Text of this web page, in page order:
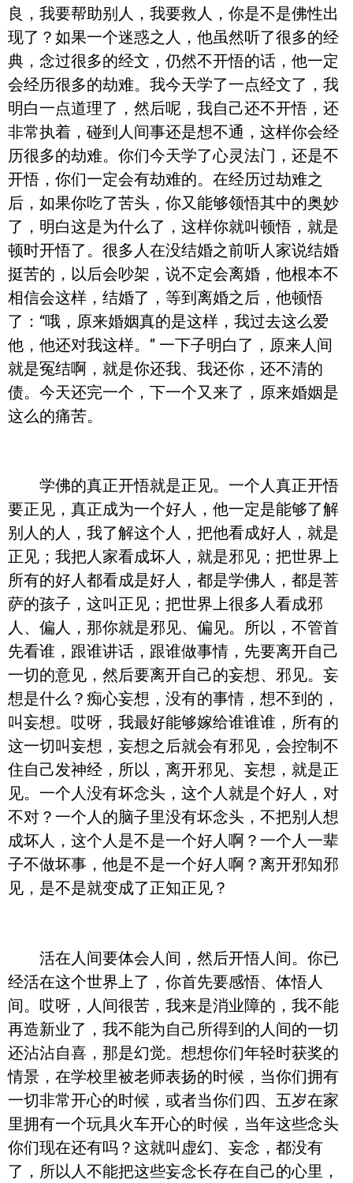
良，我要帮助别人，我要救人，你是不是佛性出
现了？如果一个迷惑之人，他虽然听了很多的经
典，念过很多的经文，仍然不开悟的话，他一定
会经历很多的劫难。我今天学了一点经文了，我
明白一点道理了，然后呢，我自己还不开悟，还
非常执着，碰到人间事还是想不通，这样你会经
历很多的劫难。你们今天学了心灵法门，还是不
开悟，你们一定会有劫难的。在经历过劫难之
后，如果你吃了苦头，你又能够领悟其中的奥妙
了，明白这是为什么了，这样你就叫顿悟，就是
顿时开悟了。很多人在没结婚之前听人家说结婚
挺苦的，以后会吵架，说不定会离婚，他根本不
相信会这样，结婚了，等到离婚之后，他顿悟
了：“哦，原来婚姻真的是这样，我过去这么爱
他，他还对我这样。” 一下子明白了，原来人间
就是冤结啊，就是你还我、我还你，还不清的
债。今天还完一个，下一个又来了，原来婚姻是
这么的痛苦。
学佛的真正开悟就是正见。一个人真正开悟
要正见，真正成为一个好人，他一定是能够了解
别人的人，我了解这个人，把他看成好人，就是
正见；我把人家看成坏人，就是邪见；把世界上
所有的好人都看成是好人，都是学佛人，都是菩
萨的孩子，这叫正见；把世界上很多人看成邪
人、偏人，那你就是邪见、偏见。所以，不管首
先看谁，跟谁讲话，跟谁做事情，先要离开自己
一切的意见，然后要离开自己的妄想、邪见。妄
想是什么？痴心妄想，没有的事情，想不到的，
叫妄想。哎呀，我最好能够嫁给谁谁谁，所有的
这一切叫妄想，妄想之后就会有邪见，会控制不
住自己发神经，所以，离开邪见、妄想，就是正
见。一个人没有坏念头，这个人就是个好人，对
不对？一个人的脑子里没有坏念头，不把别人想
成坏人，这个人是不是一个好人啊？一个人一辈
子不做坏事，他是不是一个好人啊？离开邪知邪
见，是不是就变成了正知正见？
活在人间要体会人间，然后开悟人间。你已
经活在这个世界上了，你首先要感悟、体悟人
间。哎呀，人间很苦，我来是消业障的，我不能
再造新业了，我不能为自己所得到的人间的一切
还沾沾自喜，那是幻觉。想想你们年轻时获奖的
情景，在学校里被老师表扬的时候，当你们拥有
一切非常开心的时候，或者当你们四、五岁在家
里拥有一个玩具火车开心的时候，当年这些念头
你们现在还有吗？这就叫虚幻、妄念，都没有
了，所以人不能把这些妄念长存在自己的心里，